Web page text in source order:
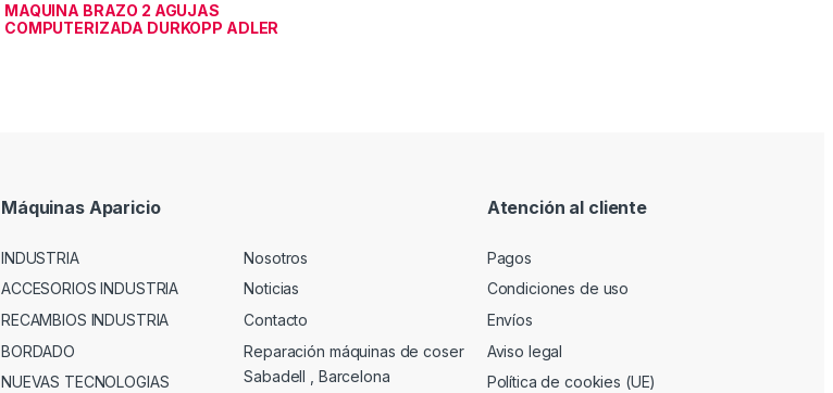
MAQUINA BRAZO 2 AGUJAS
COMPUTERIZADA DURKOPP ADLER
Máquinas Aparicio
INDUSTRIA
ACCESORIOS INDUSTRIA
RECAMBIOS INDUSTRIA
BORDADO
NUEVAS TECNOLOGIAS
Nosotros
Noticias
Contacto
Reparación máquinas de coser
Sabadell , Barcelona
Atención al cliente
Pagos
Condiciones de uso
Envíos
Aviso legal
Política de cookies (UE)